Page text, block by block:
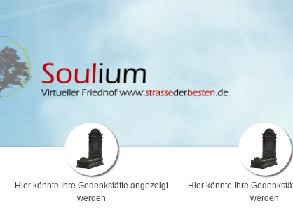
Hier könnte Ihre Gedenkstätte angezeigt
werden
Hier könnte Ihre
werden